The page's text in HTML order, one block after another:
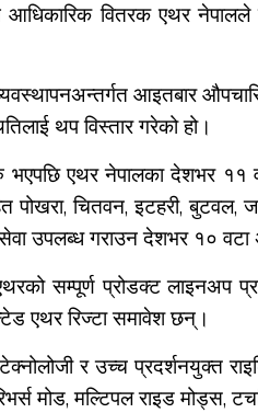
आधिकारिक वितरक एथर नेपालले
व्यवस्थापनअन्तर्गत आइतबार
थप विस्तार गरेको हो।
भएपछि एथर नेपालका देशभर ११
पोखरा, चितवन, इटहरी,
सेवा उपलब्ध गराउन देशभर १०
सम्पूर्ण प्रोडक्ट लाइनअप
एथर रिज्टा समावेश छन्।
र उच्च प्रदर्शनयुक्त
मोड, मल्टिपल राइड मोड्स,